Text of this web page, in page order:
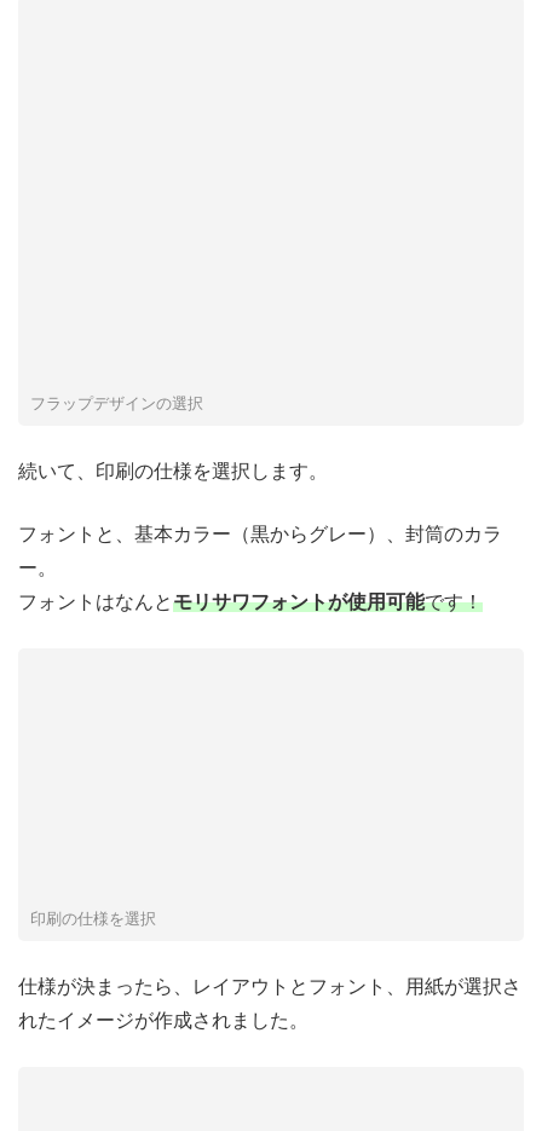
フラップデザインの選択
続いて、印刷の仕様を選択します。
フォントと、基本カラー（黒からグレー）、封筒のカラ
ー。
フォントはなんとモリサワフォントが使用可能です！
印刷の仕様を選択
仕様が決まったら、レイアウトとフォント、用紙が選択さ
れたイメージが作成されました。